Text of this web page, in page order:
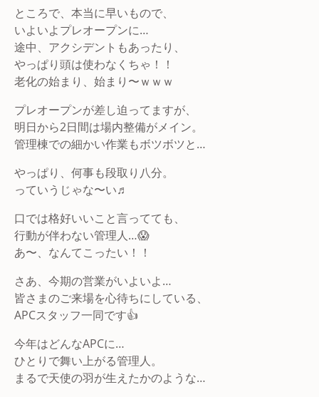
ところで、本当に早いもので、
いよいよプレオープンに…
途中、アクシデントもあったり、
やっぱり頭は使わなくちゃ！！
老化の始まり、始まり〜ｗｗｗ
プレオープンが差し迫ってますが、
明日から2日間は場内整備がメイン。
管理棟での細かい作業もボツボツと…
やっぱり、何事も段取り八分。
っていうじゃな〜い♬
口では格好いいこと言ってても、
行動が伴わない管理人…😱
あ〜、なんてこったい！！
さあ、今期の営業がいよいよ…
皆さまのご来場を心待ちにしている、
APCスタッフ一同です👍
今年はどんなAPCに…
ひとりで舞い上がる管理人。
まるで天使の羽が生えたかのような…